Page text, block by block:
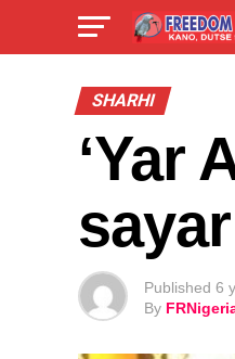
SHARHI
‘Yar
Published 6
By